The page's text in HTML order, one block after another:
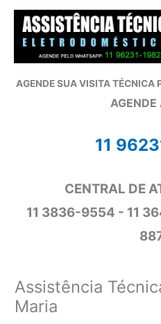
conteúdo
AGENDE SUA VISITA TÉCNICA
AGENDE
11
CENTRAL DE
11 3836-9554 - 11
Assistência
Maria